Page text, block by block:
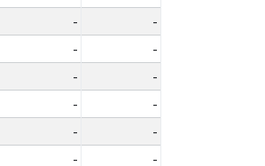
-
-
-
-
-
-
-
-
-
-
-
-